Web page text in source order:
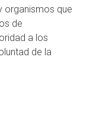
organismos que
de
a los
de la